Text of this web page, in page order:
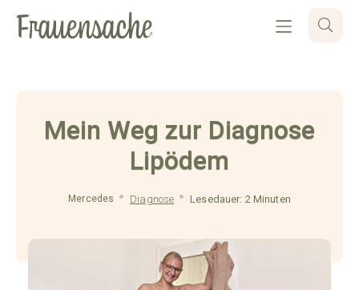
Mein Weg zur Diagnose
Lipödem
Mercedes Diagnose Lesedauer: 2 Minuten